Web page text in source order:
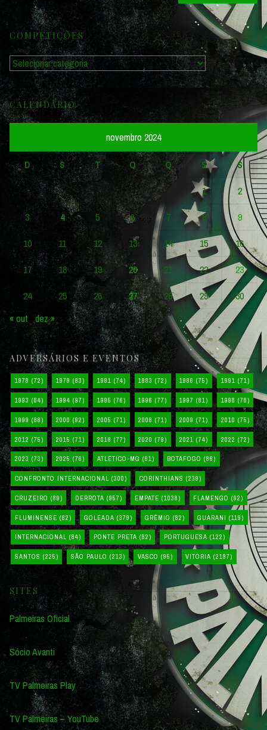
por:
COMPETIÇÕES
Competições
CALENDÁRIO
novembro 2024
D S T Q Q S
S
1
2
3
4 5 6 7 8
9
10
11 12 13 14 15
16
17
18 19 20 21 22
23
24
25 26 27 28 29
30
« out dez »
ADVERSÁRIOS E EVENTOS
1978 (72) 1979 (83) 1981 (74) 1983 (72) 1986 (75) 1991 (71)
1993 (84) 1994 (97) 1995 (76) 1996 (77) 1997 (81) 1998 (78)
1999 (88) 2000 (92) 2005 (71) 2008 (71) 2009 (71) 2010 (75)
2012 (75) 2015 (71) 2018 (77) 2020 (79) 2021 (74) 2022 (72)
2023 (73) 2025 (76) ATLÉTICO-MG (81) BOTAFOGO (86)
CONFRONTO INTERNACIONAL (300) CORINTHIANS (239)
CRUZEIRO (89) DERROTA (957) EMPATE (1038) FLAMENGO (92)
FLUMINENSE (82) GOLEADA (379) GRÊMIO (82) GUARANI (119)
INTERNACIONAL (84) PONTE PRETA (82) PORTUGUESA (122)
SANTOS (225) SÃO PAULO (213) VASCO (95) VITÓRIA (2197)
SITES
Palmeiras Oficial
Sócio Avanti
TV Palmeiras Play
TV Palmeiras – YouTube